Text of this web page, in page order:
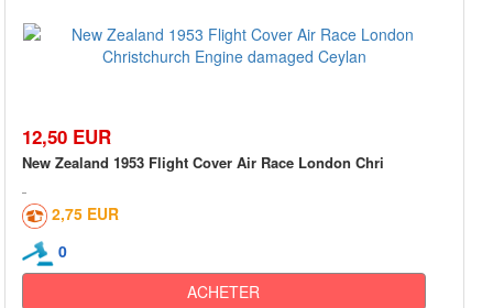
12,50 EUR
New Zealand 1953 Flight Cover Air Race London Chri
2,75 EUR
0
ACHETER